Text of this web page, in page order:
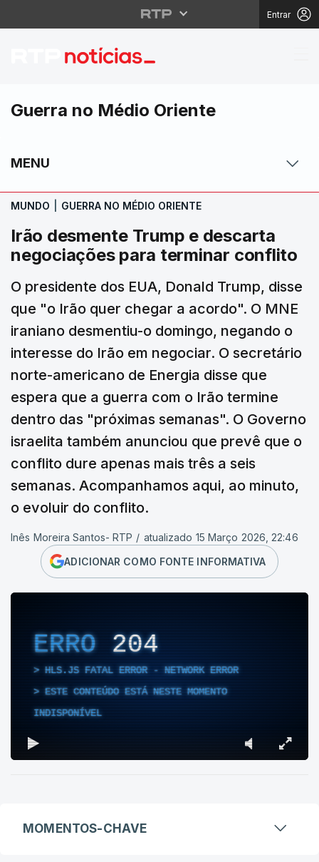
Entrar
Irão desmente
Guerra no Médio Oriente
MENU
MUNDO GUERRA NO MÉDIO ORIENTE
Irão desmente Trump e descarta
negociações para terminar conflito
O presidente dos EUA, Donald Trump, disse
que "o Irão quer chegar a acordo". O MNE
iraniano desmentiu-o domingo, negando o
interesse do Irão em negociar. O secretário
norte-americano de Energia disse que
espera que a guerra com o Irão termine
dentro das "próximas semanas". O Governo
israelita também anunciou que prevê que o
conflito dure apenas mais três a seis
semanas. Acompanhamos aqui, ao minuto,
o evoluir do conflito.
Inês Moreira Santos- RTP / atualizado 15 Março 2026, 22:46
ADICIONAR COMO FONTE INFORMATIVA
ERRO204
HLS.JS FATAL ERROR - NETWORK ERROR
ESTE CONTEÚDO ESTÁ NESTE MOMENTO
INDISPONÍVEL
MOMENTOS-CHAVE